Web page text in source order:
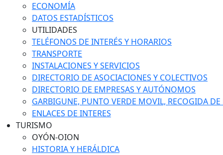
ECONOMÍA
DATOS ESTADÍSTICOS
UTILIDADES
TELÉFONOS DE INTERÉS Y HORARIOS
TRANSPORTE
INSTALACIONES Y SERVICIOS
DIRECTORIO DE ASOCIACIONES Y COLECTIVOS
DIRECTORIO DE EMPRESAS Y AUTÓNOMOS
GARBIGUNE, PUNTO VERDE MOVIL, RECOGIDA DE
ENLACES DE INTERES
TURISMO
OYÓN-OION
HISTORIA Y HERÁLDICA